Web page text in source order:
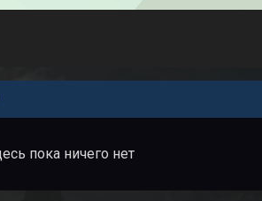
пока ничего нет